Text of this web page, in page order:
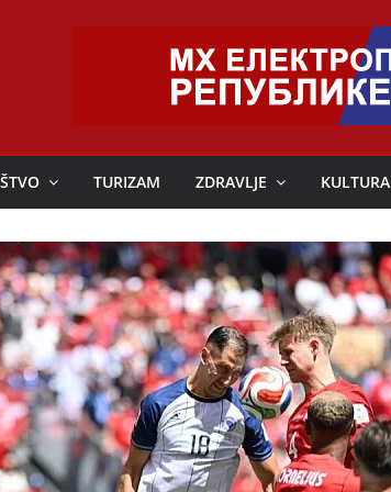
TURIZAM ZDRAVLJE KULTURA